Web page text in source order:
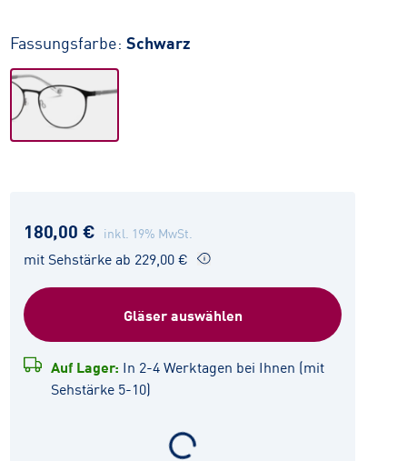
Fassungsfarbe: Schwarz
180,00 € inkl. 19% MwSt.
mit Sehstärke ab 229,00 €
Gläser auswählen
Auf Lager: In 2-4 Werktagen bei Ihnen (mit
Sehstärke 5-10)